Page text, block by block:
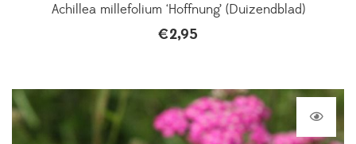
Achillea millefolium ‘Hoffnung’ (Duizendblad)
€2,95